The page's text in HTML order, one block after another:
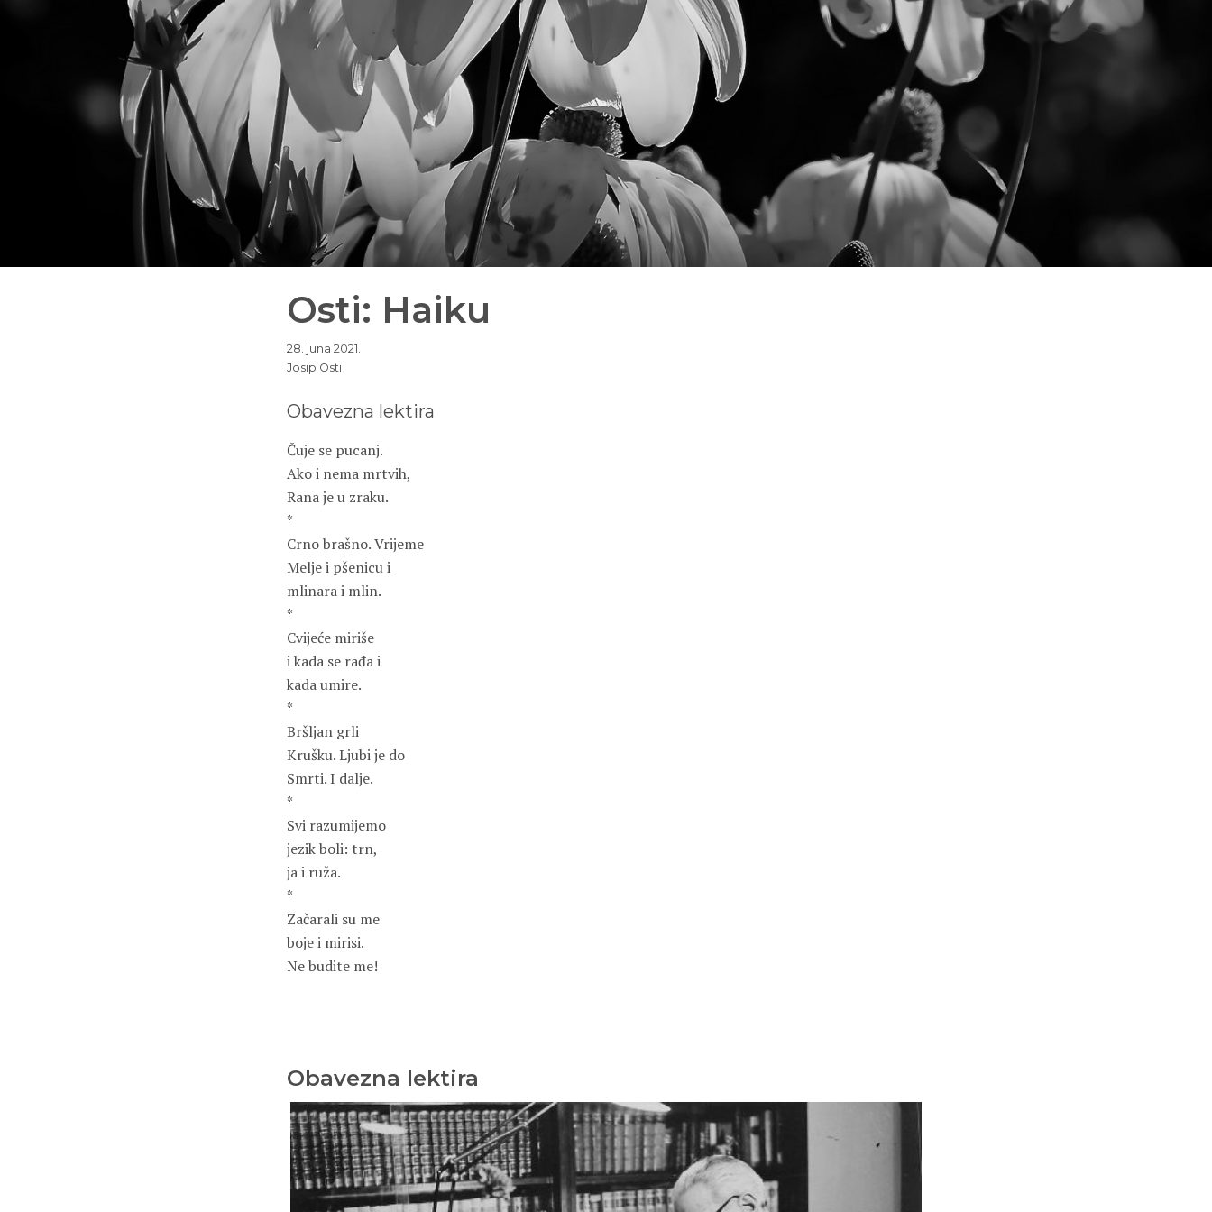
Osti: Haiku
28. juna 2021.
Josip Osti
Obavezna lektira
Čuje se pucanj.
Ako i nema mrtvih,
Rana je u zraku.
*
Crno brašno. Vrijeme
Melje i pšenicu i
mlinara i mlin.
*
Cvijeće miriše
i kada se rađa i
kada umire.
*
Bršljan grli
Krušku. Ljubi je do
Smrti. I dalje.
*
Svi razumijemo
jezik boli: trn,
ja i ruža.
*
Začarali su me
boje i mirisi.
Ne budite me!
Obavezna lektira